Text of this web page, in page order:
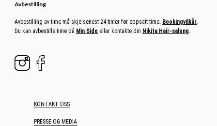
Avbestilling
Avbestilling av time må skje senest 24 timer før oppsatt time. Bookingvilkår.
Du kan avbestille time på Min Side eller kontakte din Nikita Hair-salong.
KONTAKT OSS
PRESSE OG MEDIA